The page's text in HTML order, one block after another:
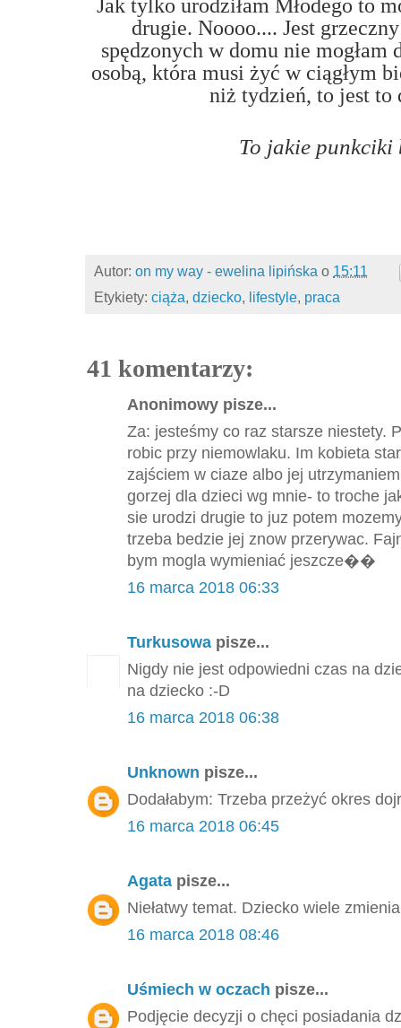
Jak tylko urodziłam Młodego to
drugie. Noooo.... Jest
spędzonych w domu nie mogłam
osobą, która musi żyć w ciągłym
niż tydzień, to jest to
To jakie punkciki
Autor: on my way - ewelina lipińska o 15:11
Etykiety: ciąża, dziecko, lifestyle, praca
41 komentarzy:
Anonimowy pisze...
Za: jesteśmy co raz starsze niestety.
robic przy niemowlaku. Im kobieta
zajściem w ciaze albo jej
gorzej dla dzieci wg mnie- to troche
sie urodzi drugie to juz potem
trzeba bedzie jej znow przerywac.
bym mogla wymieniać jeszcze��
16 marca 2018 06:33
Turkusowa pisze...
Nigdy nie jest odpowiedni czas na
na dziecko :-D
16 marca 2018 06:38
Unknown pisze...
Dodałabym: Trzeba przeżyć okres
16 marca 2018 06:45
Agata pisze...
Niełatwy temat. Dziecko wiele
16 marca 2018 08:46
Uśmiech w oczach pisze...
Podjęcie decyzji o chęci posiadania